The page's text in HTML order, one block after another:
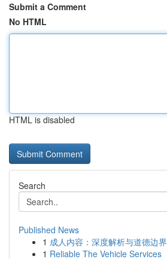
Submit a Comment
No HTML
HTML is disabled
Search
Published News
1 成人内容：深度解析与道德边界
1 Reliable The Vehicle Services